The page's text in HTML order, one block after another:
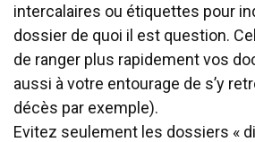
intercalaires ou étiquettes pour
dossier de quoi il est question.
de ranger plus rapidement vos
aussi à votre entourage de s’y
décès par exemple).
Evitez seulement les dossiers «